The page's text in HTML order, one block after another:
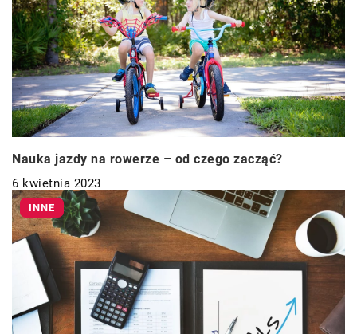
Nauka jazdy na rowerze – od czego zacząć?
6 kwietnia 2023
INNE